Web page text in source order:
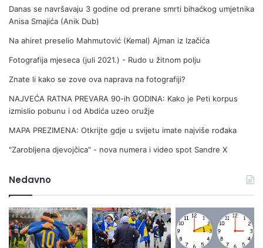
Danas se navršavaju 3 godine od prerane smrti bihaćkog umjetnika
Anisa Smajića (Anik Dub)
Na ahiret preselio Mahmutović (Kemal) Ajman iz Izačića
Fotografija mjeseca (juli 2021.) - Rudo u žitnom polju
Znate li kako se zove ova naprava na fotografiji?
NAJVEĆA RATNA PREVARA 90-ih GODINA: Kako je Peti korpus
izmislio pobunu i od Abdića uzeo oružje
MAPA PREZIMENA: Otkrijte gdje u svijetu imate najviše rođaka
"Zarobljena djevojčica" - nova numera i video spot Sandre X
Nedavno